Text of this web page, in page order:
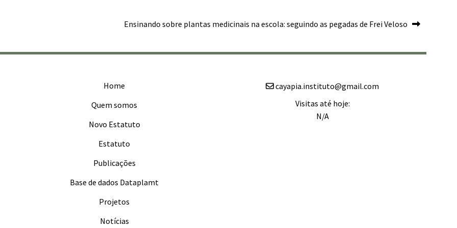
Ensinando sobre plantas medicinais na escola: seguindo as pegadas de Frei Veloso
Home
Quem somos
Novo Estatuto
Estatuto
Publicações
Base de dados Dataplamt
Projetos
Notícias
cayapia.instituto@gmail.com
Visitas até hoje:
N/A